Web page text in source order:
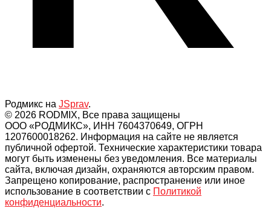
Родмикс на JSprav.
© 2026 RODMIX, Все права защищены
ООО «РОДМИКС», ИНН 7604370649, ОГРН
1207600018262. Информация на сайте не является
публичной офертой. Технические характеристики товара
могут быть изменены без уведомления. Все материалы
сайта, включая дизайн, охраняются авторским правом.
Запрещено копирование, распространение или иное
использование в соответствии с Политикой
конфиденциальности.